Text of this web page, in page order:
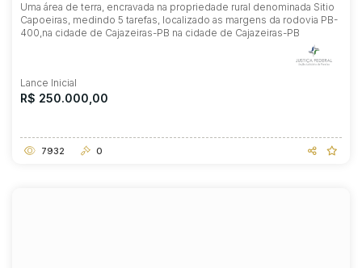
Uma área de terra, encravada na propriedade rural denominada Sitio
Capoeiras, medindo 5 tarefas, localizado as margens da rodovia PB-
400,na cidade de Cajazeiras-PB na cidade de Cajazeiras-PB
Lance Inicial
R$ 250.000,00
7932 0